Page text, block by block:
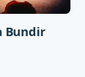
Bundir